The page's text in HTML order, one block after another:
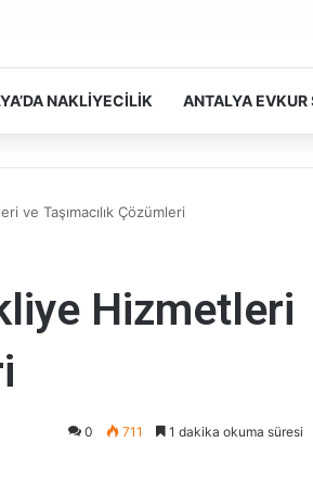
NAKLIYECILIK ANTALYA EVKUR
ve Taşımacılık Çözümleri
Hizmetleri
0 711 1 dakika okuma süresi